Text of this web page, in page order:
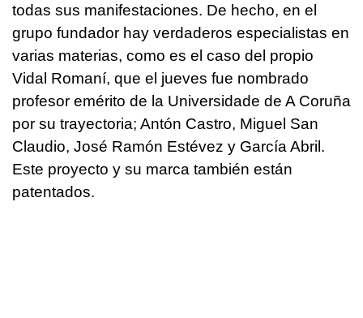
todas sus manifestaciones. De hecho, en el
grupo fundador hay verdaderos especialistas en
varias materias, como es el caso del propio
Vidal Romaní, que el jueves fue nombrado
profesor emérito de la Universidade de A Coruña
por su trayectoria; Antón Castro, Miguel San
Claudio, José Ramón Estévez y García Abril.
Este proyecto y su marca también están
patentados.